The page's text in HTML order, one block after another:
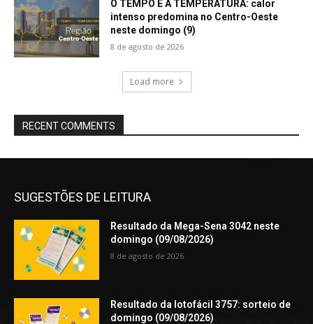
O TEMPO E A TEMPERATURA: calor
intenso predomina no Centro-Oeste
neste domingo (9)
8 de agosto de 2026
Load more
RECENT COMMENTS
SUGESTÕES DE LEITURA
Resultado da Mega-Sena 3042 neste
domingo (09/08/2026)
8 de agosto de 2026
Resultado da lotofácil 3757: sorteio de
domingo (09/08/2026)